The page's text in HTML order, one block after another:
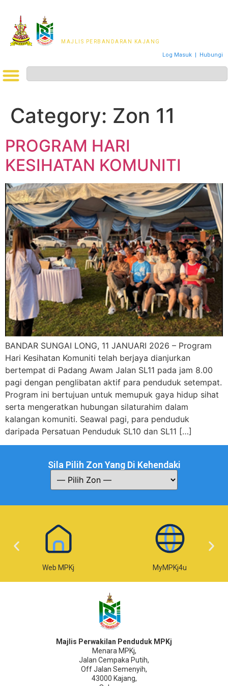
MAJLIS PERBANDARAN KAJANG
Log Masuk | Hubungi
Category: Zon 11
PROGRAM HARI
KESIHATAN KOMUNITI
BANDAR SUNGAI LONG, 11 JANUARI 2026 – Program
Hari Kesihatan Komuniti telah berjaya dianjurkan
bertempat di Padang Awam Jalan SL11 pada jam 8.00
pagi dengan penglibatan aktif para penduduk setempat.
Program ini bertujuan untuk memupuk gaya hidup sihat
serta mengeratkan hubungan silaturahim dalam
kalangan komuniti. Seawal pagi, para penduduk
daripada Persatuan Penduduk SL10 dan SL11 […]
Sila Pilih Zon Yang Di Kehendaki
Web MPKj MyMPKj4u
Majlis Perwakilan Penduduk MPKj
Menara MPKj,
Jalan Cempaka Putih,
Off Jalan Semenyih,
43000 Kajang,